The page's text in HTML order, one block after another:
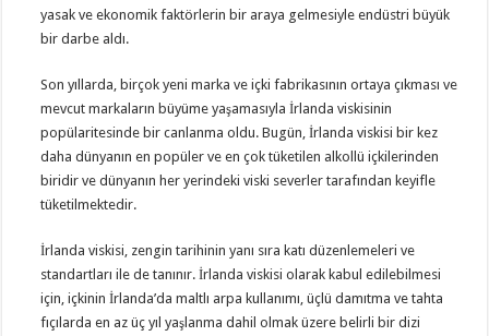
yasak ve ekonomik faktörlerin bir araya gelmesiyle endüstri büyük
bir darbe aldı.
Son yıllarda, birçok yeni marka ve içki fabrikasının ortaya çıkması ve
mevcut markaların büyüme yaşamasıyla İrlanda viskisinin
popülaritesinde bir canlanma oldu. Bugün, İrlanda viskisi bir kez
daha dünyanın en popüler ve en çok tüketilen alkollü içkilerinden
biridir ve dünyanın her yerindeki viski severler tarafından keyifle
tüketilmektedir.
İrlanda viskisi, zengin tarihinin yanı sıra katı düzenlemeleri ve
standartları ile de tanınır. İrlanda viskisi olarak kabul edilebilmesi
için, içkinin İrlanda’da maltlı arpa kullanımı, üçlü damıtma ve tahta
fıçılarda en az üç yıl yaşlanma dahil olmak üzere belirli bir dizi